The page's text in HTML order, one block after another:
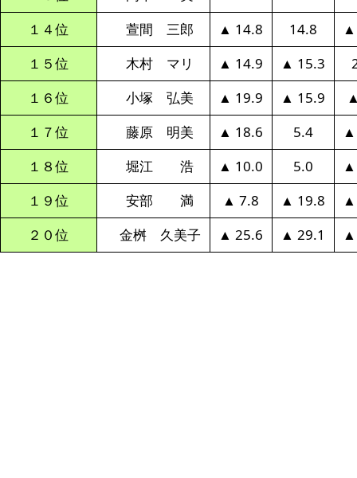
１４位
萱間 三郎 ▲ 14.8 14.8
▲
１５位
木村 マリ ▲ 14.9 ▲ 15.3
１６位
小塚 弘美 ▲ 19.9 ▲ 15.9
１７位
藤原 明美 ▲ 18.6 5.4
▲
１８位
堀江 浩 ▲ 10.0 5.0
▲
１９位
安部 満 ▲ 7.8 ▲ 19.8
▲
２０位
金桝 久美子 ▲ 25.6 ▲ 29.1 ▲